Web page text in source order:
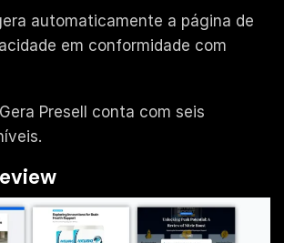
automaticamente a página de
em conformidade com
Presell conta com seis